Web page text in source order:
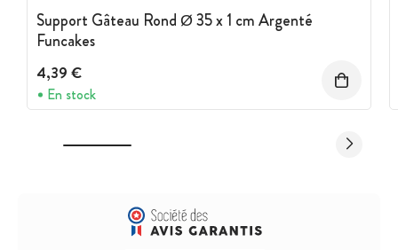
Support Gâteau Rond Ø 35 x 1 cm Argenté
Funcakes
4,39 €
En stock